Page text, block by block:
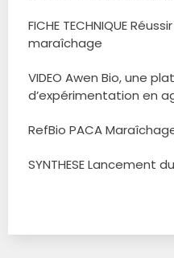
FICHE TECHNIQUE Réussir ses couverts végétaux en
maraîchage
VIDEO Awen Bio, une
d’expérimentation en
RefBio PACA
SYNTHESE Lancement